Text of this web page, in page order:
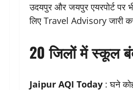
उदयपुर और जयपुर एयरपोर्ट पर
लिए Travel Advisory जारी
20 जिलों में स्कूल
Jaipur AQI Today : घने